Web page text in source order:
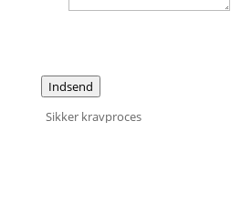
Indsend
Sikker kravproces